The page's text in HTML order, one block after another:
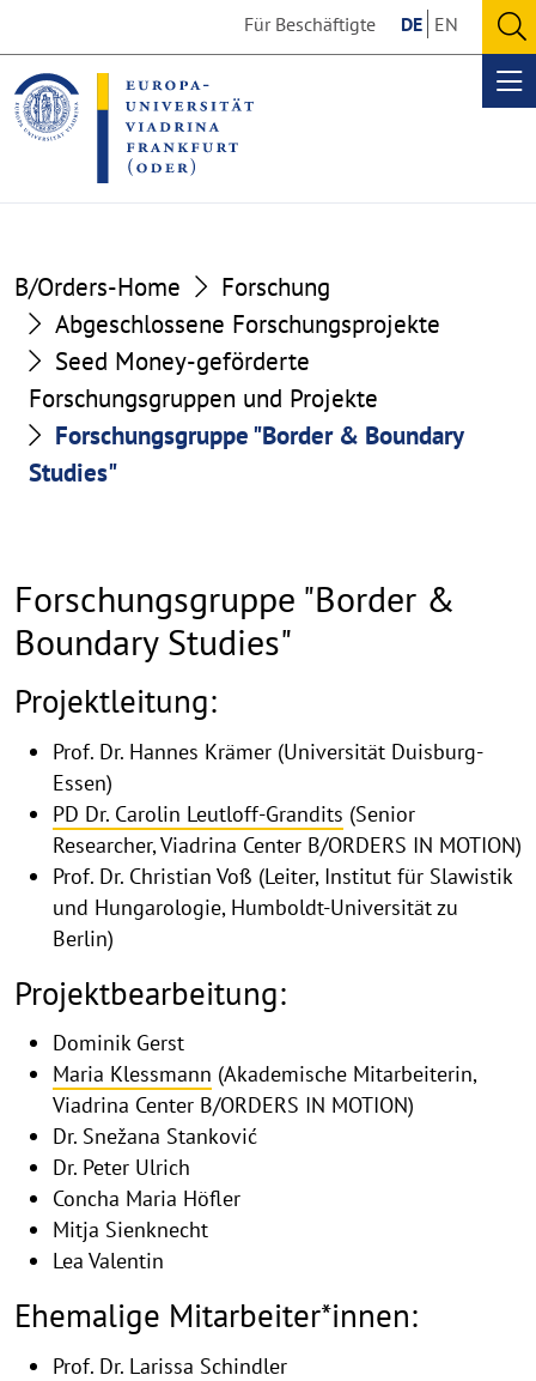
the
content
section
the
footer
section
Für Beschäftigte DE EN
B/Orders-Home
Forschung
Abgeschlossene Forschungsprojekte
Seed Money-geförderte
Forschungsgruppen und Projekte
Forschungsgruppe "Border & Boundary
Studies"
Forschungsgruppe "Border &
Boundary Studies"
Projektbeschreibung
Projektleitung:
Prof. Dr. Hannes Krämer (Universität Duisburg-
Essen)
PD Dr. Carolin Leutloff-Grandits (Senior
Researcher, Viadrina Center B/ORDERS IN MOTION)
Prof. Dr. Christian Voß (Leiter, Institut für Slawistik
und Hungarologie, Humboldt-Universität zu
Berlin)
Projektbearbeitung:
Dominik Gerst
Maria Klessmann (Akademische Mitarbeiterin,
Viadrina Center B/ORDERS IN MOTION)
Dr. Snežana Stanković
Dr. Peter Ulrich
Concha Maria Höfler
Mitja Sienknecht
Lea Valentin
Ehemalige Mitarbeiter*innen:
Prof. Dr. Larissa Schindler